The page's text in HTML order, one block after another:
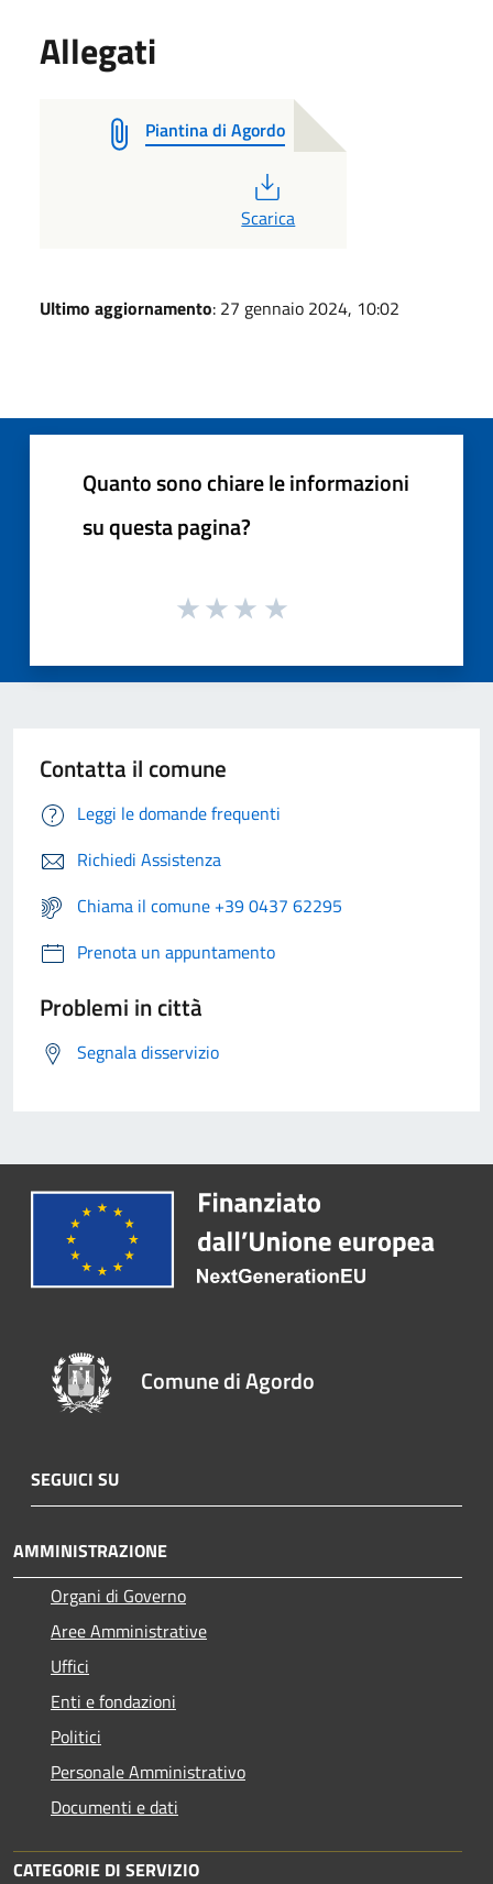
Allegati
Piantina di Agordo
Scarica
Ultimo aggiornamento: 27 gennaio 2024, 10:02
Quanto sono chiare le informazioni
su questa pagina?
Contatta il comune
Leggi le domande frequenti
Richiedi Assistenza
Chiama il comune +39 0437 62295
Prenota un appuntamento
Problemi in città
Segnala disservizio
Comune di Agordo
SEGUICI SU
AMMINISTRAZIONE
Organi di Governo
Aree Amministrative
Uffici
Enti e fondazioni
Politici
Personale Amministrativo
Documenti e dati
CATEGORIE DI SERVIZIO